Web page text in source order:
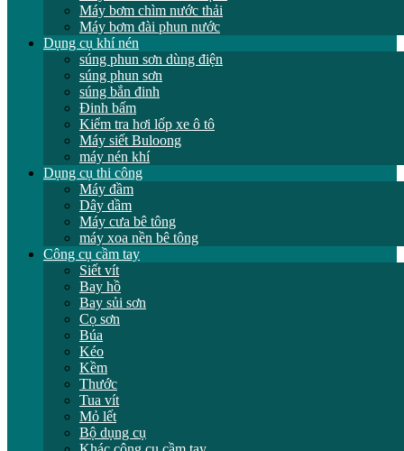
Máy bơm chìm nước thải
Máy bơm đài phun nước
Dụng cụ khí nén
súng phun sơn dùng điện
súng phun sơn
súng bắn đinh
Đinh bấm
Kiểm tra hơi lốp xe ô tô
Máy siết Buloong
máy nén khí
Dụng cụ thi công
Máy đầm
Dây dầm
Máy cưa bê tông
máy xoa nền bê tông
Công cụ cầm tay
Siết vít
Bay hồ
Bay sủi sơn
Cọ sơn
Búa
Kéo
Kềm
Thước
Tua vít
Mỏ lết
Bộ dụng cụ